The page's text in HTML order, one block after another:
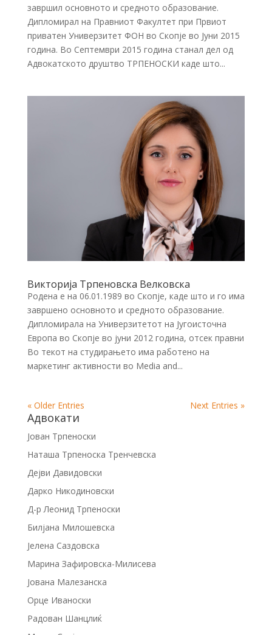
завршил основното и средното образование.
Дипломирал на Правниот Факултет при Првиот
приватен Универзитет ФОН во Скопје во Јуни 2015
година. Во Септември 2015 година станал дел од
Адвокатското друштво ТРПЕНОСКИ каде што...
Викторија Трпеновска Велковска
Родена е на 06.01.1989 во Скопје, каде што и го има
завршено основното и средното образование.
Дипломирала на Универзитетот на Југоисточна
Европа во Скопје во јуни 2012 година, отсек правни
Во текот на студирањето има работено на
маркетинг активности во Media and...
« Older Entries Next Entries »
Адвокати
Јован Трпеноски
Наташа Трпеноска Тренчевска
Дејви Давидовски
Дарко Никодиновски
Д-р Леонид Трпеноски
Билјана Милошевска
Јелена Саздовска
Марина Зафировска-Милисева
Јована Малезанска
Орце Иваноски
Радован Шанцлиќ